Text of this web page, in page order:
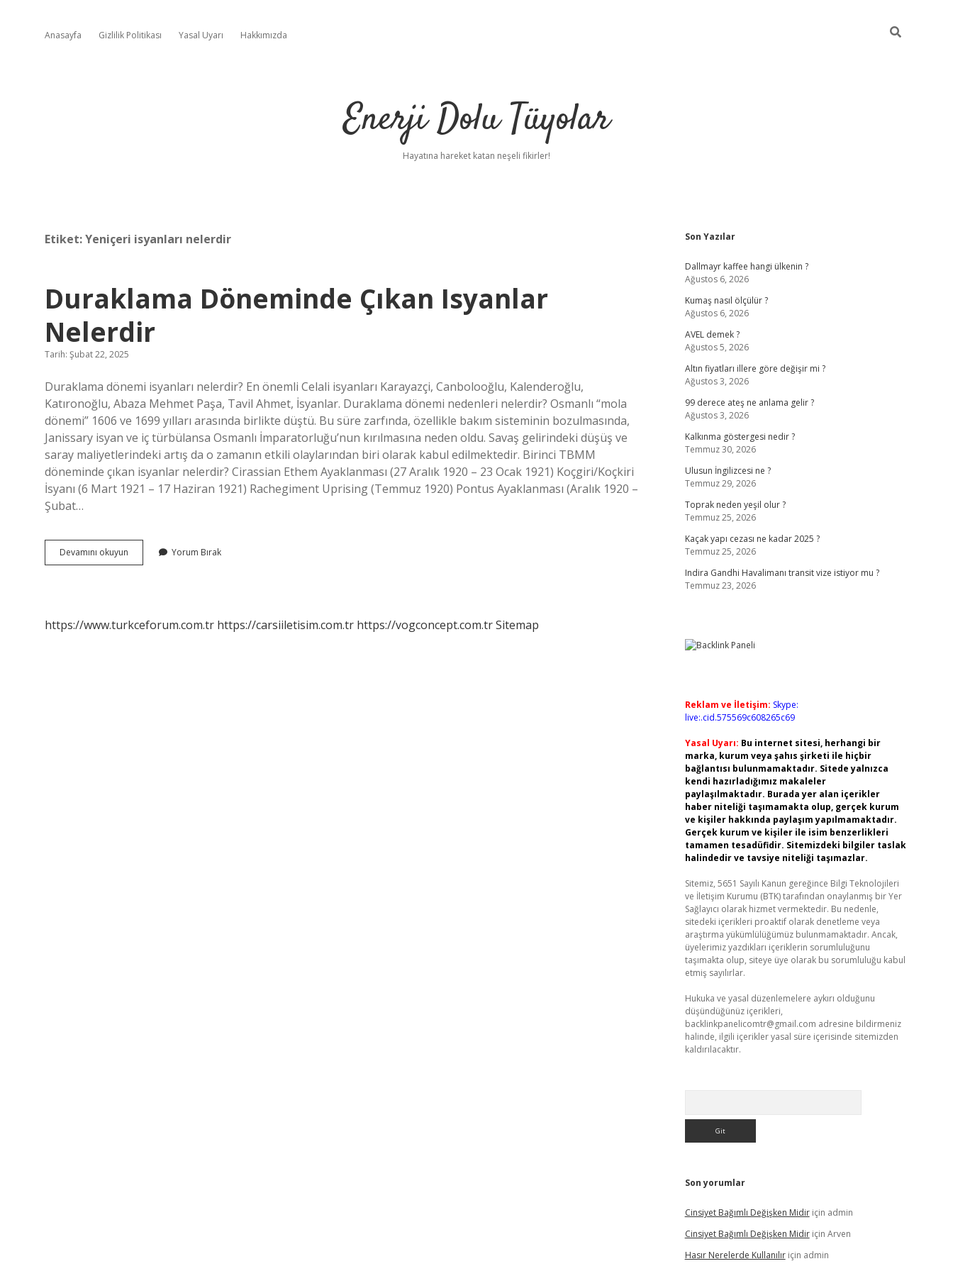
Anasayfa Gizlilik Politikası Yasal Uyarı Hakkımızda
Enerji Dolu Tüyolar
Hayatına hareket katan neşeli fikirler!
Etiket:Yeniçeri isyanları nelerdir
Duraklama Döneminde Çıkan Isyanlar
Nelerdir
Tarih: Şubat 22, 2025
Duraklama dönemi isyanları nelerdir? En önemli Celali isyanları Karayazçi, Canbolooğlu, Kalenderoğlu,
Katıronoğlu, Abaza Mehmet Paşa, Tavil Ahmet, İsyanlar. Duraklama dönemi nedenleri nelerdir? Osmanlı “mola
dönemi” 1606 ve 1699 yılları arasında birlikte düştü. Bu süre zarfında, özellikle bakım sisteminin bozulmasında,
Janissary isyan ve iç türbülansa Osmanlı İmparatorluğu’nun kırılmasına neden oldu. Savaş gelirindeki düşüş ve
saray maliyetlerindeki artış da o zamanın etkili olaylarından biri olarak kabul edilmektedir. Birinci TBMM
döneminde çıkan isyanlar nelerdir? Cirassian Ethem Ayaklanması (27 Aralık 1920 – 23 Ocak 1921) Koçgiri/Koçkiri
İsyanı (6 Mart 1921 – 17 Haziran 1921) Rachegiment Uprising (Temmuz 1920) Pontus Ayaklanması (Aralık 1920 –
Şubat…
Devamını okuyun Duraklama
Döneminde
Yorum Bırak
https://www.turkceforum.com.tr https://carsiiletisim.com.tr https://vogconcept.com.trSitemap
Sidebar
Son Yazılar
Dallmayr kaffee hangi ülkenin ?
Ağustos 6, 2026
Kumaş nasıl ölçülür ?
Ağustos 6, 2026
AVEL demek ?
Ağustos 5, 2026
Altın fiyatları illere göre değişir mi ?
Ağustos 3, 2026
99 derece ateş ne anlama gelir ?
Ağustos 3, 2026
Kalkınma göstergesi nedir ?
Temmuz 30, 2026
Ulusun İngilizcesi ne ?
Temmuz 29, 2026
Toprak neden yeşil olur ?
Temmuz 25, 2026
Kaçak yapı cezası ne kadar 2025 ?
Temmuz 25, 2026
Indira Gandhi Havalimanı transit vize istiyor mu ?
Temmuz 23, 2026
Reklam ve İletişim: Skype:
live:.cid.575569c608265c69
Yasal Uyarı: Bu internet sitesi, herhangi bir
marka, kurum veya şahıs şirketi ile hiçbir
bağlantısı bulunmamaktadır. Sitede yalnızca
kendi hazırladığımız makaleler
paylaşılmaktadır. Burada yer alan içerikler
haber niteliği taşımamakta olup, gerçek kurum
ve kişiler hakkında paylaşım yapılmamaktadır.
Gerçek kurum ve kişiler ile isim benzerlikleri
tamamen tesadüfidir. Sitemizdeki bilgiler taslak
halindedir ve tavsiye niteliği taşımazlar.
Sitemiz, 5651 Sayılı Kanun gereğince Bilgi Teknolojileri
ve İletişim Kurumu (BTK) tarafından onaylanmış bir Yer
Sağlayıcı olarak hizmet vermektedir. Bu nedenle,
sitedeki içerikleri proaktif olarak denetleme veya
araştırma yükümlülüğümüz bulunmamaktadır. Ancak,
üyelerimiz yazdıkları içeriklerin sorumluluğunu
taşımakta olup, siteye üye olarak bu sorumluluğu kabul
etmiş sayılırlar.
Hukuka ve yasal düzenlemelere aykırı olduğunu
düşündüğünüz içerikleri,
backlinkpanelicomtr@gmail.com adresine bildirmeniz
halinde, ilgili içerikler yasal süre içerisinde sitemizden
kaldırılacaktır.
Son yorumlar
Cinsiyet Bağımlı Değişken Midiriçin admin
Cinsiyet Bağımlı Değişken Midiriçin Arven
Hasır Nerelerde Kullanılıriçin admin